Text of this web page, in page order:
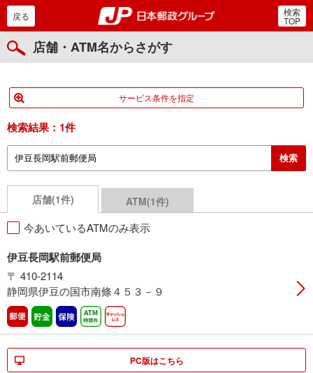
郵便局・日本郵政グルー
戻る 検索
TOP
店舗・ATM名からさがす
サービス条件を指定
検索結果： 1件
店舗(1件) ATM(1件)
今あいているATMのみ表示
伊豆長岡駅前郵便局
〒 410-2114
静岡県伊豆の国市南條４５３－９
郵便 貯金 保険 ATM時間外
PC版はこちら